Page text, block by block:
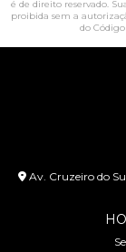
é de direito reservado.
proibida sem a
do
Av. Cruzeiro do